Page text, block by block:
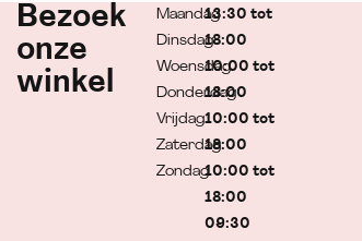
Bezoek
onze
winkel
Maandag
Dinsdag
Woensdag
Donderdag
Vrijdag
Zaterdag
Zondag
13:30 tot
18:00
10:00 tot
18:00
10:00 tot
18:00
10:00 tot
18:00
09:30